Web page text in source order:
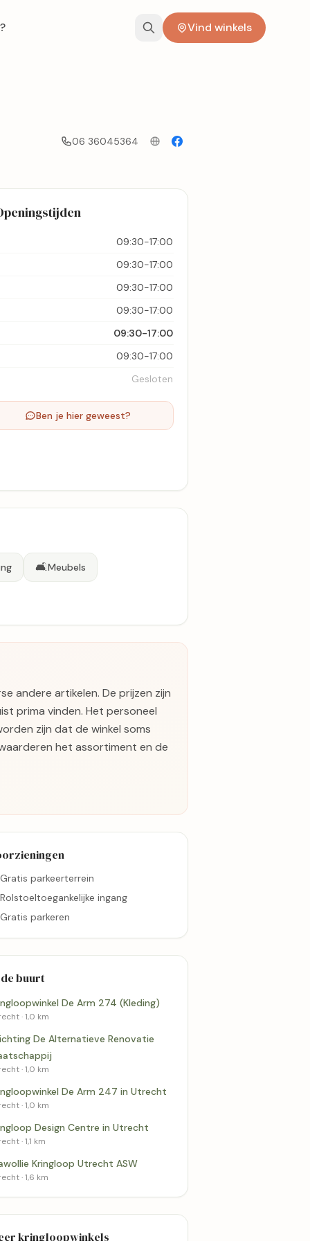
Vind winkels
06 36045364
09:30-17:00
09:30-17:00
09:30-17:00
09:30-17:00
09:30-17:00
09:30-17:00
Gesloten
Ben je hier geweest?
🛋️Meubels
andere artikelen. De prijzen zijn
prima vinden. Het personeel
zijn dat de winkel soms
het assortiment en de
Gratis parkeerterrein
Rolstoeltoegankelijke ingang
Gratis parkeren
buurt
De Arm 274 (Kleding)
· 1,0 km
De Alternatieve Renovatie
· 1,0 km
De Arm 247 in Utrecht
· 1,0 km
Design Centre in Utrecht
· 1,1 km
Kringloop Utrecht ASW
· 1,6 km
kringloopwinkels